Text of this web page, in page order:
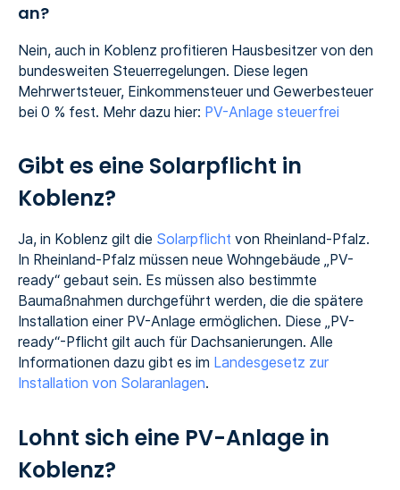
an?
Nein, auch in Koblenz profitieren Hausbesitzer von den
bundesweiten Steuerregelungen. Diese legen
Mehrwertsteuer, Einkommensteuer und Gewerbesteuer
bei 0 % fest. Mehr dazu hier: PV-Anlage steuerfrei
Gibt es eine Solarpflicht in
Koblenz?
Ja, in Koblenz gilt die Solarpflicht von Rheinland-Pfalz.
In Rheinland-Pfalz müssen neue Wohngebäude „PV-
ready“ gebaut sein. Es müssen also bestimmte
Baumaßnahmen durchgeführt werden, die die spätere
Installation einer PV-Anlage ermöglichen. Diese „PV-
ready“-Pflicht gilt auch für Dachsanierungen. Alle
Informationen dazu gibt es im Landesgesetz zur
Installation von Solaranlagen.
Lohnt sich eine PV-Anlage in
Koblenz?